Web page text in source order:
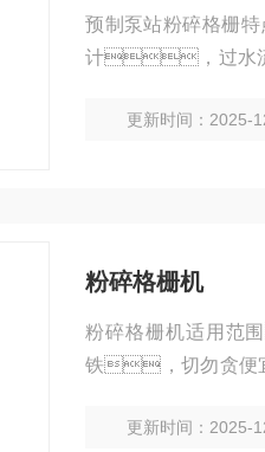
预制泵站粉碎格栅
计，过水流
更新时间：2025-
粉碎格栅机
粉碎格栅机适用范
铁，切勿贪便
箱，可自成
更新时间：2025-